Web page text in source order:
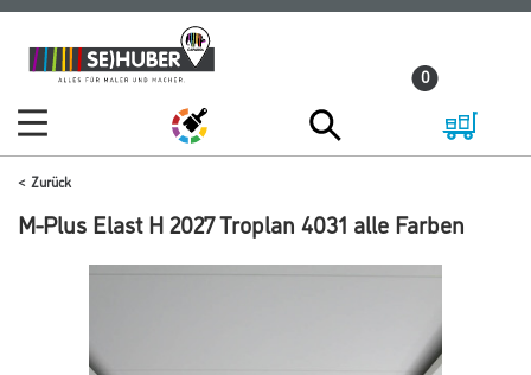
Zum
Inhalt
Zum
Navigationsmenü
0
Zurück
M-Plus Elast H 2027 Troplan 4031 alle Farben